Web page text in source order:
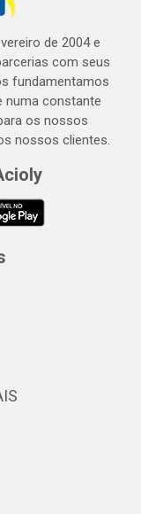
de 2004 e
com seus
fundamentamos
numa constante
os nossos
nossos clientes.